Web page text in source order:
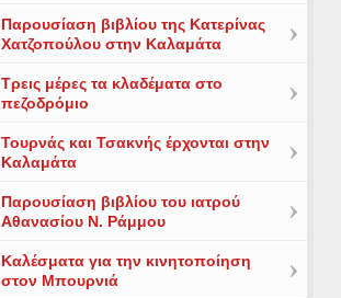
Παρουσίαση βιβλίου της Κατερίνας
Χατζοπούλου στην Καλαμάτα
Τρεις μέρες τα κλαδέματα στο
πεζοδρόμιο
Τουρνάς και Τσακνής έρχονται στην
Καλαμάτα
Παρουσίαση βιβλίου του ιατρού
Αθανασίου Ν. Ράμμου
Καλέσματα για την κινητοποίηση
στον Μπουρνιά